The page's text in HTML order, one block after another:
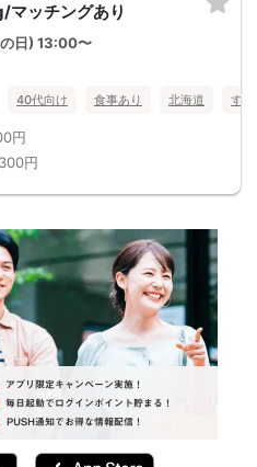
ッチングあり
日) 13:00〜
40代向け 食事あり 北海道 す
円
円